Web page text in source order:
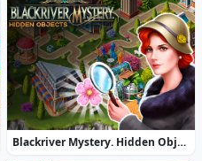
Blackriver Mystery. Hidden Objects